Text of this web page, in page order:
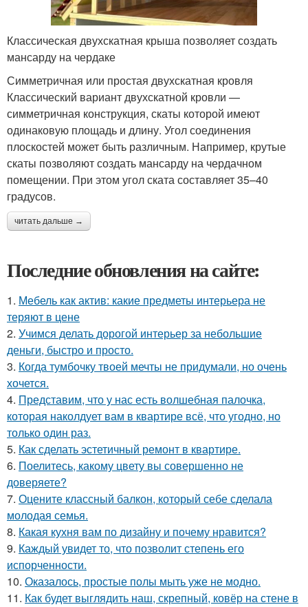
Классическая двухскатная крыша позволяет создать
мансарду на чердаке
Симметричная или простая двухскатная кровля
Классический вариант двухскатной кровли —
симметричная конструкция, скаты которой имеют
одинаковую площадь и длину. Угол соединения
плоскостей может быть различным. Например, крутые
скаты позволяют создать мансарду на чердачном
помещении. При этом угол ската составляет 35–40
градусов.
читать дальше →
Последние обновления на сайте:
1. Мебель как актив: какие предметы интерьера не
теряют в цене
2. Учимся делать дорогой интерьер за небольшие
деньги, быстро и просто.
3. Когда тумбочку твоей мечты не придумали, но очень
хочется.
4. Представим, что у нас есть волшебная палочка,
которая наколдует вам в квартире всё, что угодно, но
только один раз.
5. Как сделать эстетичный ремонт в квартире.
6. Поелитесь, какому цвету вы совершенно не
доверяете?
7. Оцените классный балкон, который себе сделала
молодая семья.
8. Какая кухня вам по дизайну и почему нравится?
9. Каждый увидет то, что позволит степень его
испорченности.
10. Оказалось, простые полы мыть уже не модно.
11. Как будет выглядить наш, скрепный, ковёр на стене в